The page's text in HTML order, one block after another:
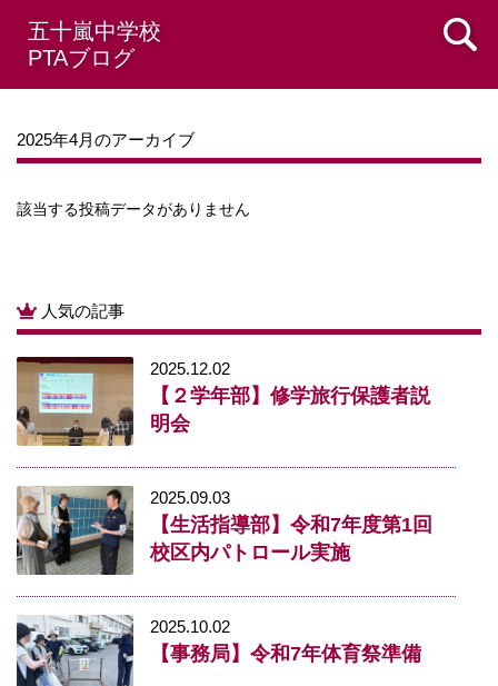
五十嵐中学校
PTAブログ
2025年4月のアーカイブ
該当する投稿データがありません
人気の記事
2025.12.02
【２学年部】修学旅行保護者説
明会
2025.09.03
【生活指導部】令和7年度第1回
校区内パトロール実施
2025.10.02
【事務局】令和7年体育祭準備